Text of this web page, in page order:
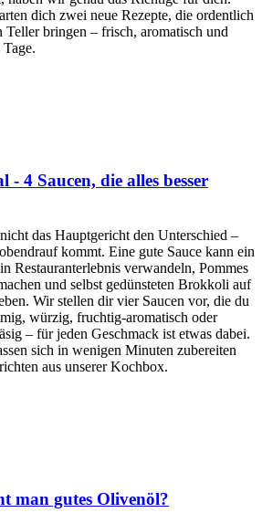
dich zwei neue Rezepte, die ordentlich
Teller bringen – frisch, aromatisch und
- 4 Saucen, die alles besser
das Hauptgericht den Unterschied –
kommt. Eine gute Sauce kann ein
Restauranterlebnis verwandeln, Pommes
und selbst gedünsteten Brokkoli auf
Wir stellen dir vier Saucen vor, die du
würzig, fruchtig-aromatisch oder
– für jeden Geschmack ist etwas dabei.
sich in wenigen Minuten zubereiten
aus unserer Kochbox.
man gutes Olivenöl?